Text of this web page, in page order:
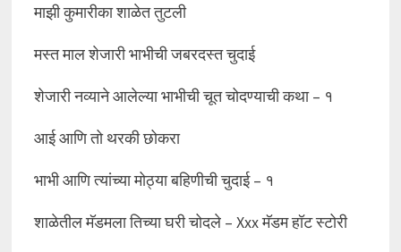
माझी कुमारीका शाळेत तुटली
मस्त माल शेजारी भाभीची जबरदस्त चुदाई
शेजारी नव्याने आलेल्या भाभीची चूत चोदण्याची कथा – १
आई आणि तो थरकी छोकरा
भाभी आणि त्यांच्या मोठ्या बहिणीची चुदाई – १
शाळेतील मॅडमला तिच्या घरी चोदले – Xxx मॅडम हॉट स्टोरी